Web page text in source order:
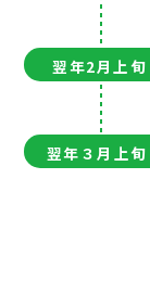
翌年2月上旬
翌年３月上旬